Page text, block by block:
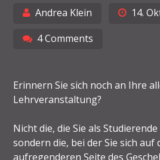
Andrea Klein
14.
4 Comments
Erinnern Sie sich noch an Ihre
Lehrveranstaltung?
Nicht die, die Sie als
sondern die, bei der Sie sich
aufregenderen Seite des